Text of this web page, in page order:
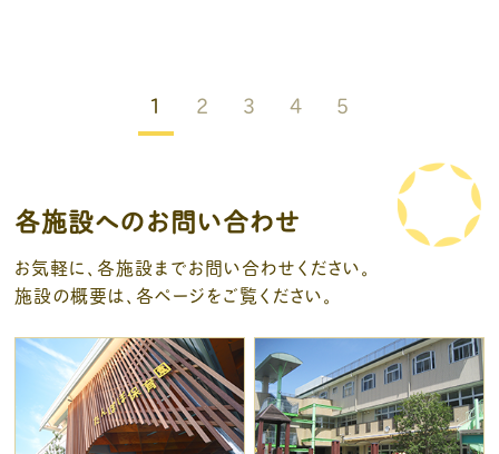
1 2 3 4 5
各施設へのお問い合わせ
お気軽に、各施設までお問い合わせください。
施設の概要は、各ページをご覧ください。